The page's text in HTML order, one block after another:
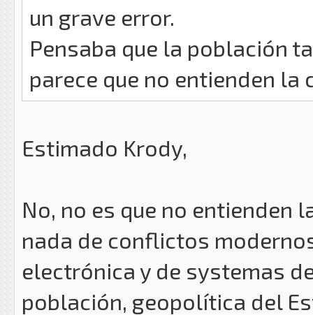
un grave error.
Pensaba que la población
parece que no entienden la
Estimado Krody,
No, no es que no entienden
nada de conflictos
electrónica y de systemas
población, geopolítica del